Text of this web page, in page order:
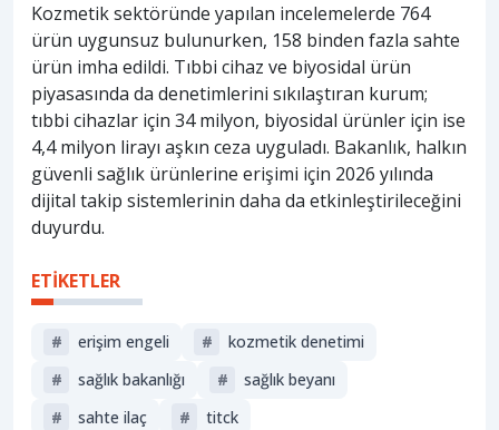
Kozmetik sektöründe yapılan incelemelerde 764
ürün uygunsuz bulunurken, 158 binden fazla sahte
ürün imha edildi. Tıbbi cihaz ve biyosidal ürün
piyasasında da denetimlerini sıkılaştıran kurum;
tıbbi cihazlar için 34 milyon, biyosidal ürünler için ise
4,4 milyon lirayı aşkın ceza uyguladı. Bakanlık, halkın
güvenli sağlık ürünlerine erişimi için 2026 yılında
dijital takip sistemlerinin daha da etkinleştirileceğini
duyurdu.
ETİKETLER
# erişim engeli #
kozmetik denetimi
#
sağlik bakanliği #
sağlık beyanı
#
sahte ilaç # titck